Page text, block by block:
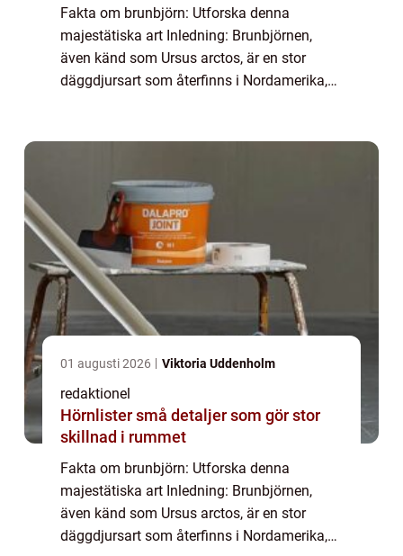
Fakta om brunbjörn: Utforska denna
majestätiska art Inledning: Brunbjörnen,
även känd som Ursus arctos, är en stor
däggdjursart som återfinns i Nordamerika,
01 augusti 2026 Viktoria Uddenholm
redaktionel
Hörnlister små detaljer som gör stor
skillnad i rummet
Fakta om brunbjörn: Utforska denna
majestätiska art Inledning: Brunbjörnen,
även känd som Ursus arctos, är en stor
däggdjursart som återfinns i Nordamerika,